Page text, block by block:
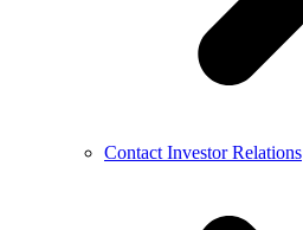
Contact Investor Relations